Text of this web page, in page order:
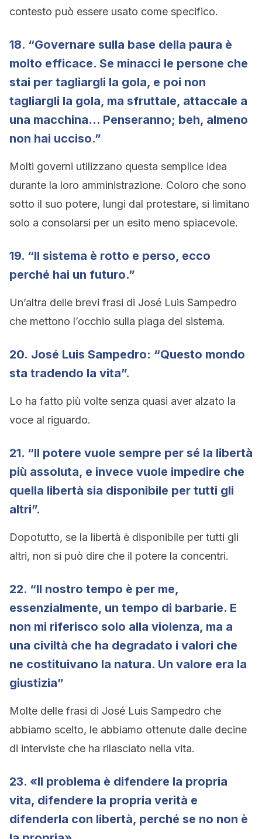
contesto può essere usato come specifico.
18. “Governare sulla base della paura è
molto efficace. Se minacci le persone che
stai per tagliargli la gola, e poi non
tagliargli la gola, ma sfruttale, attaccale a
una macchina… Penseranno; beh, almeno
non hai ucciso.”
Molti governi utilizzano questa semplice idea
durante la loro amministrazione. Coloro che sono
sotto il suo potere, lungi dal protestare, si limitano
solo a consolarsi per un esito meno spiacevole.
19. “Il sistema è rotto e perso, ecco
perché hai un futuro.”
Un’altra delle brevi frasi di José Luis Sampedro
che mettono l’occhio sulla piaga del sistema.
20. José Luis Sampedro: “Questo mondo
sta tradendo la vita”.
Lo ha fatto più volte senza quasi aver alzato la
voce al riguardo.
21. “Il potere vuole sempre per sé la libertà
più assoluta, e invece vuole impedire che
quella libertà sia disponibile per tutti gli
altri”.
Dopotutto, se la libertà è disponibile per tutti gli
altri, non si può dire che il potere la concentri.
22. “Il nostro tempo è per me,
essenzialmente, un tempo di barbarie. E
non mi riferisco solo alla violenza, ma a
una civiltà che ha degradato i valori che
ne costituivano la natura. Un valore era la
giustizia”
Molte delle frasi di José Luis Sampedro che
abbiamo scelto, le abbiamo ottenute dalle decine
di interviste che ha rilasciato nella vita.
23. «Il problema è difendere la propria
vita, difendere la propria verità e
difenderla con libertà, perché se no non è